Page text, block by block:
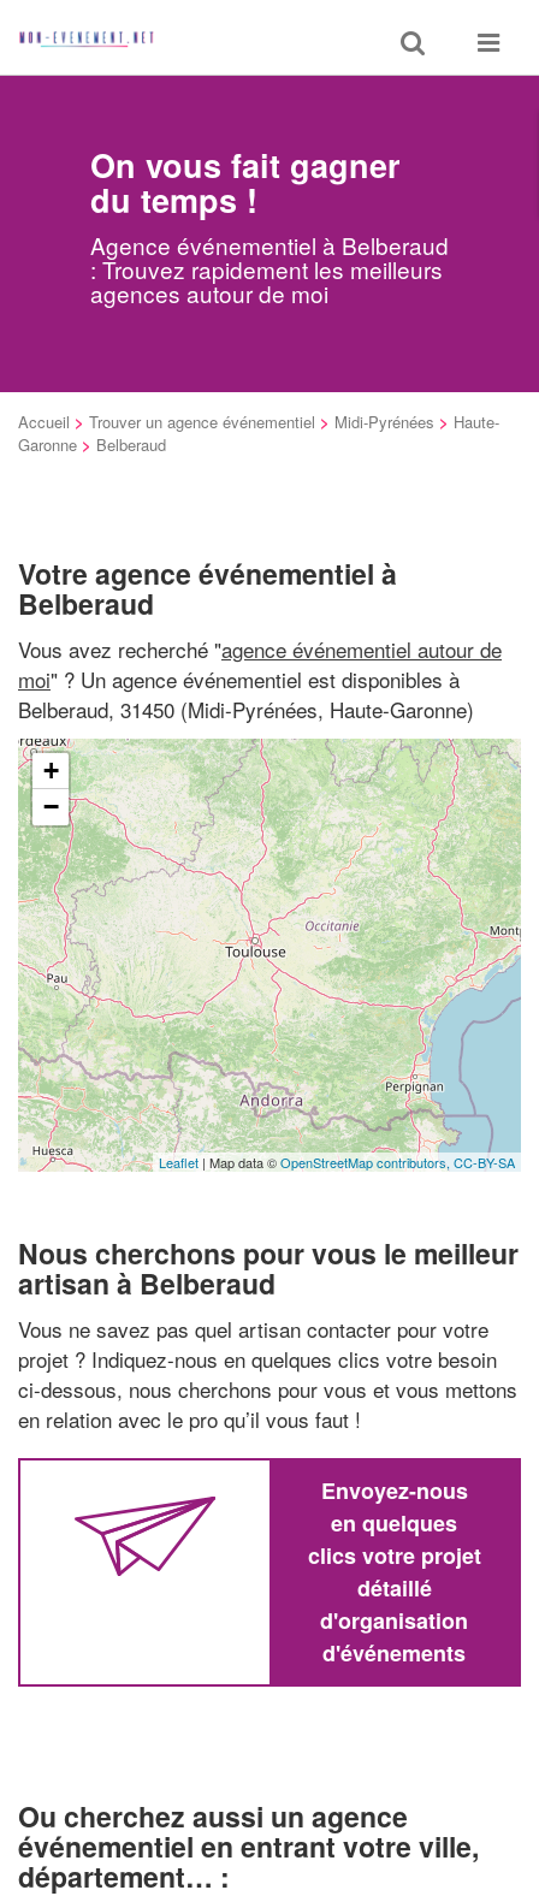
Toggle
search
Toggle
On vous fait gagner
du temps !
Agence événementiel à Belberaud
: Trouvez rapidement les meilleurs
agences autour de moi
Accueil > Trouver un agence événementiel > Midi-Pyrénées > Haute-
Garonne > Belberaud
Votre agence événementiel à
Belberaud
Vous avez recherché "agence événementiel autour de
moi" ? Un agence événementiel est disponibles à
Belberaud, 31450 (Midi-Pyrénées, Haute-Garonne)
+
−
Leaflet | Map data ©OpenStreetMap contributors, CC-BY-SA
Nous cherchons pour vous le meilleur
artisan à Belberaud
Vous ne savez pas quel artisan contacter pour votre
projet ? Indiquez-nous en quelques clics votre besoin
ci-dessous, nous cherchons pour vous et vous mettons
en relation avec le pro qu’il vous faut !
Envoyez-nous
en quelques
clics votre projet
détaillé
d'organisation
d'événements
Ou cherchez aussi un agence
événementiel en entrant votre ville,
département… :